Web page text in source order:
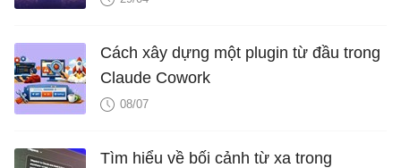
Cách xây dựng một plugin từ đầu trong
Claude Cowork
08/07
Tìm hiểu về bối cảnh từ xa trong